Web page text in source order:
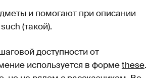
и помогают при описании
(такой).
доступности от
используется в формеthese.